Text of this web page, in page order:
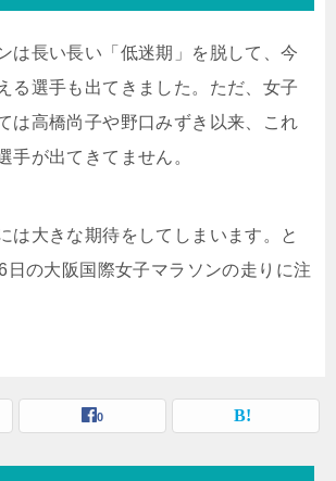
は長い長い「低迷期」を脱して、今
る選手も出てきました。ただ、女子
は高橋尚子や野口みずき以来、これ
手が出てきてません。
は大きな期待をしてしまいます。と
日の大阪国際女子マラソンの走りに注
0